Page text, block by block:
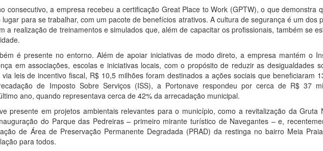
consecutivo, a empresa recebeu a certificação Great Place to Work (GPTW), o que demonstra
para se trabalhar, com um pacote de benefícios atrativos. A cultura de segurança é um dos
a realização de treinamentos e simulados que, além de capacitar os profissionais, também se
é presente no entorno. Além de apoiar iniciativas de modo direto, a empresa mantém o
em associações, escolas e iniciativas locais, com o propósito de reduzir as desigualdades
leis de incentivo fiscal, R$ 10,5 milhões foram destinados a ações sociais que beneficiaram
de Imposto Sobre Serviços (ISS), a Portonave respondeu por cerca de R$ 37
ano, quando representava cerca de 42% da arrecadação municipal.
presente em projetos ambientais relevantes para o município, como a revitalização da Gruta
do Parque das Pedreiras – primeiro mirante turístico de Navegantes – e,
de Área de Preservação Permanente Degradada (PRAD) da restinga no bairro Meia
para todos.